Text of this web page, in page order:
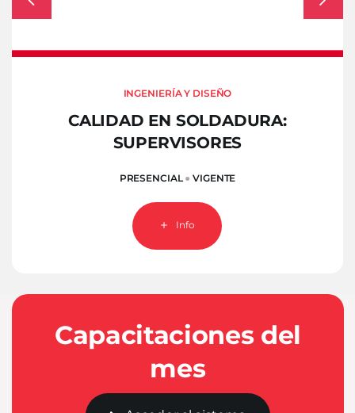
INGENIERÍA Y DISEÑO
CALIDAD EN SOLDADURA:
SUPERVISORES
PRESENCIAL●VIGENTE
Info
Capacitaciones del
mes